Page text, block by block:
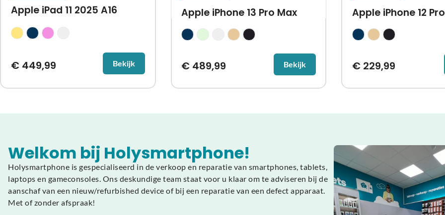
Apple iPad 11 2025 A16
€449,99 Bekijk
Apple iPhone 13 Pro Max
€ 489,99 Bekijk
Apple iPhone 12 Pro
€229,99
Welkom bij Holysmartphone!
Holysmartphone is gespecialiseerd in de verkoop en reparatie van smartphones, tablets,
laptops en gameconsoles. Ons deskundige team staat voor u klaar om te adviseren bij de
aanschaf van een nieuw/refurbished device of bij een reparatie van een defect apparaat.
Met of zonder afspraak!